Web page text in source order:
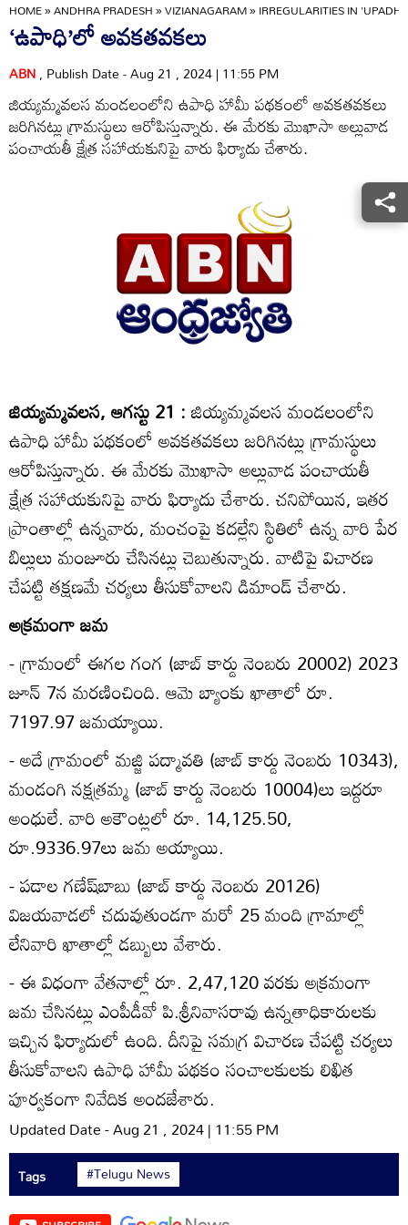
HOME»ANDHRA PRADESH»VIZIANAGARAM»IRREGULARITIES IN 'UPADHI'
‘ఉపాధి’లో అవకతవకలు
ABN, Publish Date - Aug 21 , 2024 | 11:55 PM
జియ్యమ్మవలస మండలంలోని ఉపాధి హామీ పథకంలో అవకతవకలు
జరిగినట్లు గ్రామస్థులు ఆరోపిస్తున్నారు. ఈ మేరకు మొఖాసా అల్లువాడ
పంచాయతీ క్షేత్ర సహాయకునిపై వారు ఫిర్యాదు చేశారు.
జియ్యమ్మవలస, ఆగస్టు 21 :జియ్యమ్మవలస మండలంలోని
ఉపాధి హామీ పథకంలో అవకతవకలు జరిగినట్లు గ్రామస్థులు
ఆరోపిస్తున్నారు. ఈ మేరకు మొఖాసా అల్లువాడ పంచాయతీ
క్షేత్ర సహాయకునిపై వారు ఫిర్యాదు చేశారు. చనిపోయిన, ఇతర
ప్రాంతాల్లో ఉన్నవారు, మంచంపై కదల్లేని స్థితిలో ఉన్న వారి పేర
బిల్లులు మంజూరు చేసినట్లు చెబుతున్నారు. వాటిపై విచారణ
చేపట్టి తక్షణమే చర్యలు తీసుకోవాలని డిమాండ్‌ చేశారు.
అక్రమంగా జమ
- గ్రామంలో ఈగల గంగ (జాబ్‌ కార్డు నెంబరు 20002) 2023
జూన్‌ 7న మరణించింది. ఆమె బ్యాంకు ఖాతాలో రూ.
7197.97 జమయ్యాయి.
- అదే గ్రామంలో మజ్జి పద్మావతి (జాబ్‌ కార్డు నెంబరు 10343),
మండంగి నక్షత్రమ్మ (జాబ్‌ కార్డు నెంబరు 10004)లు ఇద్దరూ
అంధులే. వారి అకౌంట్లలో రూ. 14,125.50,
రూ.9336.97లు జమ అయ్యాయి.
- పడాల గణేష్‌బాబు (జాబ్‌ కార్డు నెంబరు 20126)
విజయవాడలో చదువుతుండగా మరో 25 మంది గ్రామాల్లో
లేనివారి ఖాతాల్లో డబ్బులు వేశారు.
- ఈ విధంగా వేతనాల్లో రూ. 2,47,120 వరకు అక్రమంగా
జమ చేసినట్లు ఎంపీడీవో పి.శ్రీనివాసరావు ఉన్నతాధికారులకు
ఇచ్చిన ఫిర్యాదులో ఉంది. దీనిపై సమగ్ర విచారణ చేపట్టి చర్యలు
తీసుకోవాలని ఉపాధి హామీ పథకం సంచాలకులకు లిఖిత
పూర్వకంగా నివేదిక అందజేశారు.
Updated Date - Aug 21 , 2024 | 11:55 PM
Tags #Telugu News